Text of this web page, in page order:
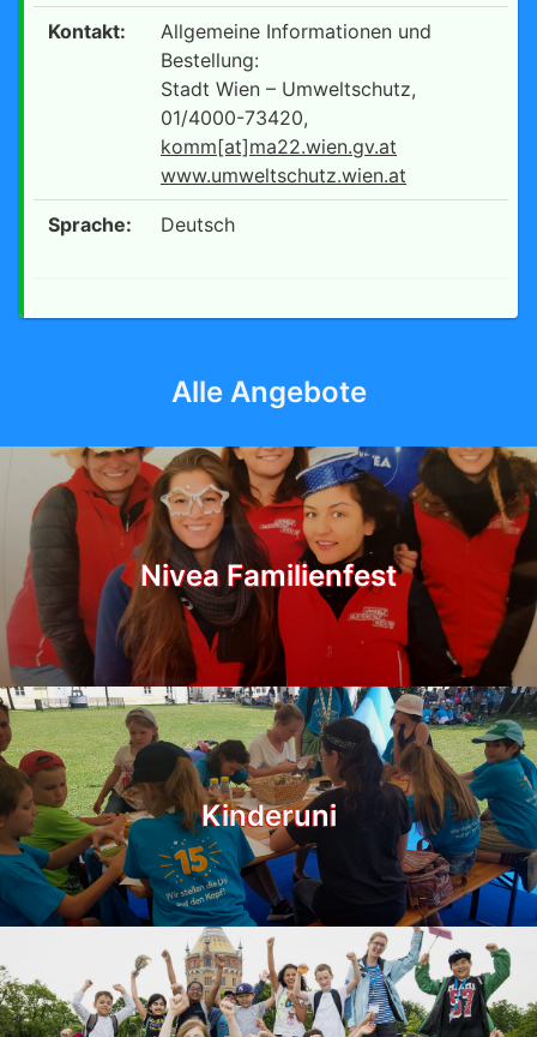
Kontakt:
Allgemeine Informationen und
Bestellung:
Stadt Wien – Umweltschutz,
01/4000-73420,
komm[at]ma22.wien.gv.at
www.umweltschutz.wien.at
Sprache: Deutsch
Alle Angebote
Nivea Familienfest
Kinderuni